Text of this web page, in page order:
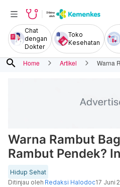
Chat
dengan
Dokter
Toko
Kesehatan
search Home Artikel Warna
Warna Rambut
Rambut Pendek?
Hidup Sehat
Ditinjau oleh Redaksi Halodoc17 Juni